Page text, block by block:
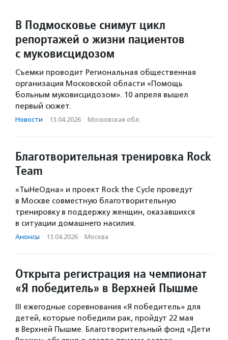
В Подмосковье снимут цикл
репортажей о жизни пациентов
с муковисцидозом
Съемки проводит Региональная общественная
организация Московской области «Помощь
больным муковисцидозом». 10 апреля вышел
первый сюжет.
Новости · 13.04.2026 · Московская обл.
Благотворительная тренировка Rock
Team
«ТыНеОдна» и проект Rock the Cycle проведут
в Москве совместную благотворительную
тренировку в поддержку женщин, оказавшихся
в ситуации домашнего насилия.
Анонсы · 13.04.2026 · Москва
Открыта регистрация на чемпионат
«Я победитель» в Верхней Пышме
III ежегодные соревнования «Я победитель» для
детей, которые победили рак, пройдут 22 мая
в Верхней Пышме. Благотворительный фонд «Дети